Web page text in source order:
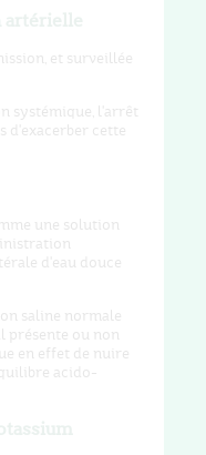
et surveillée
systémique, l'arrêt
d'exacerber cette
une solution
d'eau douce
saline normale
présente ou non
en effet de nuire
acido-